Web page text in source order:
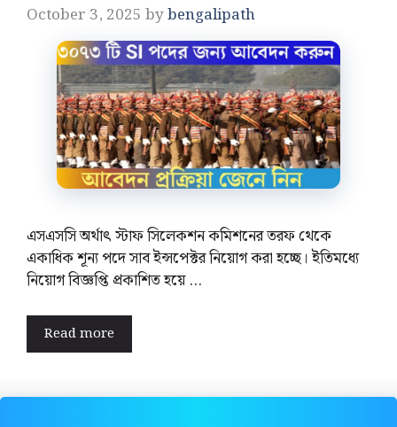
October 3, 2025 bybengalipath
এসএসসি অর্থাৎ স্টাফ সিলেকশন কমিশনের তরফ থেকে
একাধিক শূন্য পদে সাব ইন্সপেক্টর নিয়োগ করা হচ্ছে। ইতিমধ্যে
নিয়োগ বিজ্ঞপ্তি প্রকাশিত হয়ে …
Read more